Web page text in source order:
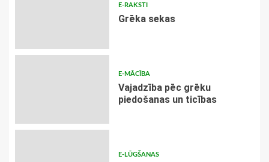
E-RAKSTI
Grēka sekas
E-MĀCĪBA
Vajadzība pēc grēku
piedošanas un ticības
E-LŪGŠANAS